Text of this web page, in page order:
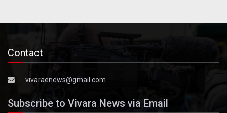
Contact
vivaraenews@gmail.com
Subscribe to Vivara News via Email